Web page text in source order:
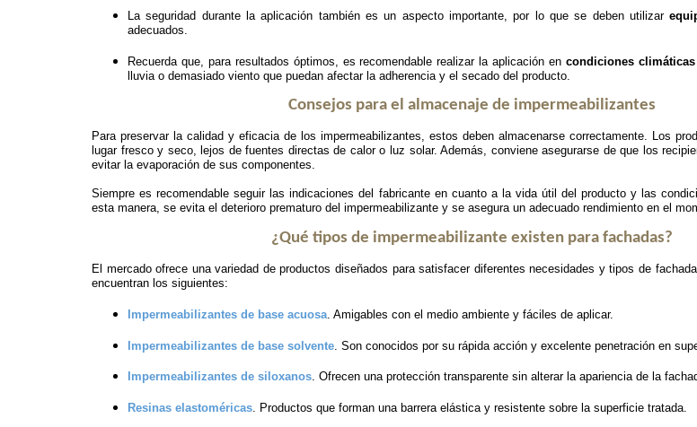
La seguridad durante la aplicación también es un aspecto importante, por lo que se deben utilizar
adecuados.
Recuerda que, para resultados óptimos, es recomendable realizar la aplicación en condiciones
lluvia o demasiado viento que puedan afectar la adherencia y el secado del producto.
Consejos para el almacenaje de impermeabilizantes
Para preservar la calidad y eficacia de los impermeabilizantes, estos deben almacenarse correctamente. Los
lugar fresco y seco, lejos de fuentes directas de calor o luz solar. Además, conviene asegurarse de que los
evitar la evaporación de sus componentes.
Siempre es recomendable seguir las indicaciones del fabricante en cuanto a la vida útil del producto y las
esta manera, se evita el deterioro prematuro del impermeabilizante y se asegura un adecuado rendimiento en el
¿Qué tipos de impermeabilizante existen para fachadas?
El mercado ofrece una variedad de productos diseñados para satisfacer diferentes necesidades y tipos de
encuentran los siguientes:
Impermeabilizantes de base acuosa . Amigables con el medio ambiente y fáciles de aplicar.
Impermeabilizantes de base solvente . Son conocidos por su rápida acción y excelente penetración en
Impermeabilizantes de siloxanos. Ofrecen una protección transparente sin alterar la apariencia de la
Resinas elastoméricas. Productos que forman una barrera elástica y resistente sobre la superficie tratada.